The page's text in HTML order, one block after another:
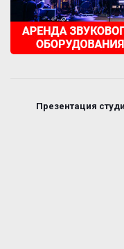
Презентация